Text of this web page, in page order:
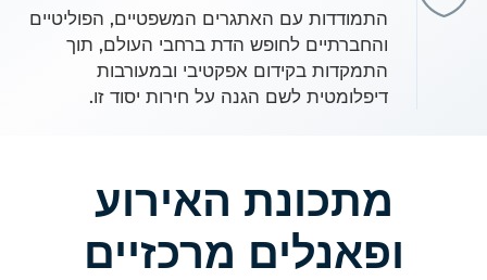
התמודדות עם האתגרים המשפטיים, הפוליטיים
והחברתיים לחופש הדת ברחבי העולם, תוך
התמקדות בקידום אפקטיבי ובמעורבות
דיפלומטית לשם הגנה על חירות יסוד זו.
מתכונת האירוע
ופאנלים מרכזיים